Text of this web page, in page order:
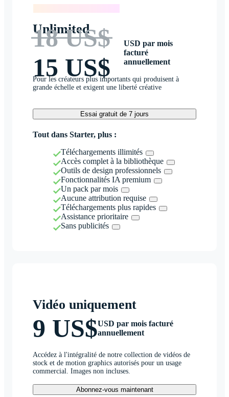
Unlimited
18 US$
15 US$
USD par mois
facturé
annuellement
Pour les créateurs plus importants qui produisent à
grande échelle et exigent une liberté créative
Essai gratuit de 7 jours
Tout dans Starter, plus :
Téléchargements illimités
Accès complet à la bibliothèque
Outils de design professionnels
Fonctionnalités IA premium
Un pack par mois
Aucune attribution requise
Téléchargements plus rapides
Assistance prioritaire
Sans publicités
Vidéo uniquement
9 US$USD par mois facturé
annuellement
Accédez à l'intégralité de notre collection de vidéos de
stock et de motion graphics autorisés pour un usage
commercial. Images non incluses.
Abonnez-vous maintenant